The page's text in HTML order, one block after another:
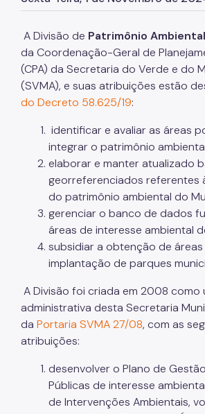
Herbário Municipal
Parques Urbanos
Parques Concessionados
Unidades de Conservação
Trilha Interparques
Viveiros Municipais
Educação Ambiental UMAPAZ
Programação
Planetários
Planejamento Ambiental
Biosampa
Projetos Urbanos
Licenciamento Ambiental
A Divisão de Patrimônio
da Coordenação-Geral de
(CPA) da Secretaria do Verde e do
(SVMA), e suas atribuições estão
do Decreto 58.625/19:
identificar e avaliar as áreas
integrar o patrimônio
elaborar e manter atualizado
georreferenciados referentes
do patrimônio ambiental do
gerenciar o banco de dados
áreas de interesse ambiental
subsidiar a obtenção de áreas
implantação de parques
A Divisão foi criada em 2008 como
administrativa desta Secretaria
da Portaria SVMA 27/08, com as
atribuições:
desenvolver o Plano de
Públicas de interesse
de Intervenções Ambientais,